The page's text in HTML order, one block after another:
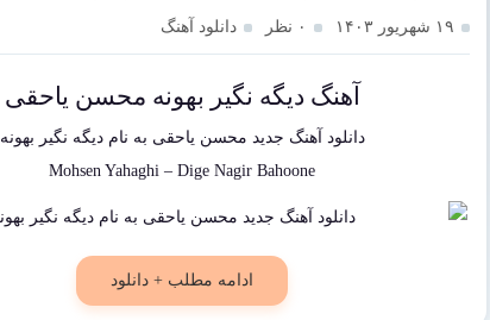
۱۹ شهریور ۱۴۰۳ ۰ نظر دانلود آهنگ
آهنگ دیگه نگیر بهونه محسن یاحقی
دانلود آهنگ جدید محسن یاحقی به نامدیگه نگیر بهونه
Mohsen Yahaghi –Dige Nagir Bahoone
ادامه مطلب + دانلود